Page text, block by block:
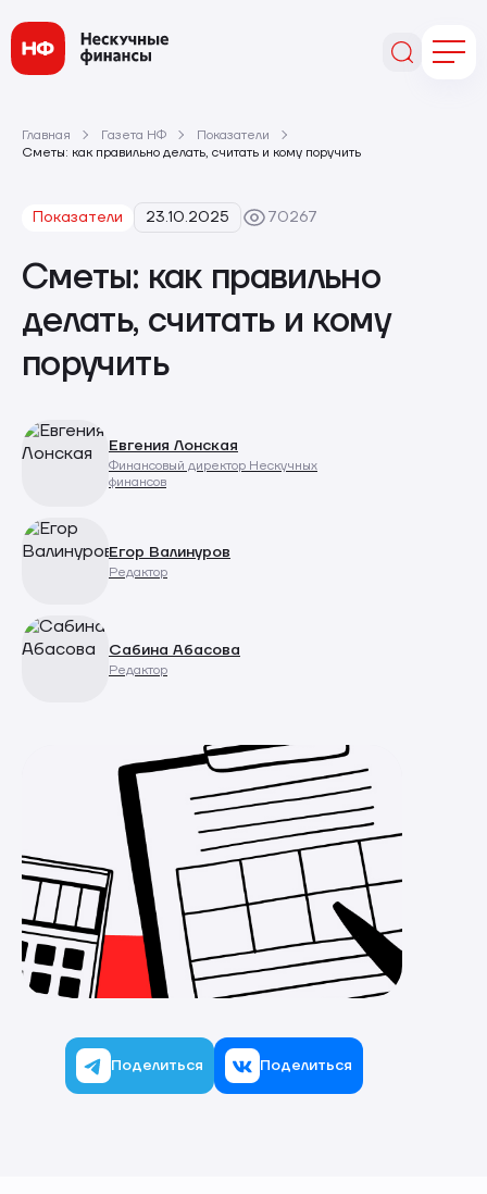
Главная Газета НФ
Показатели
Сметы: как правильно делать, считать и кому поручить
Показатели 23.10.2025 70267
Сметы: как правильно
делать, считать и кому
поручить
Евгения Лонская
Финансовый директор Нескучных
финансов
Егор Валинуров
Редактор
Сабина Абасова
Редактор
Поделиться Поделиться